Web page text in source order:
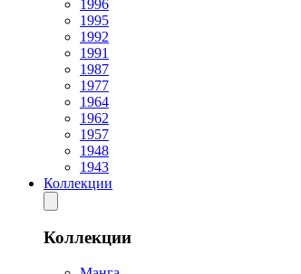
1996
1995
1992
1991
1987
1977
1964
1962
1957
1948
1943
Коллекции
Коллекции